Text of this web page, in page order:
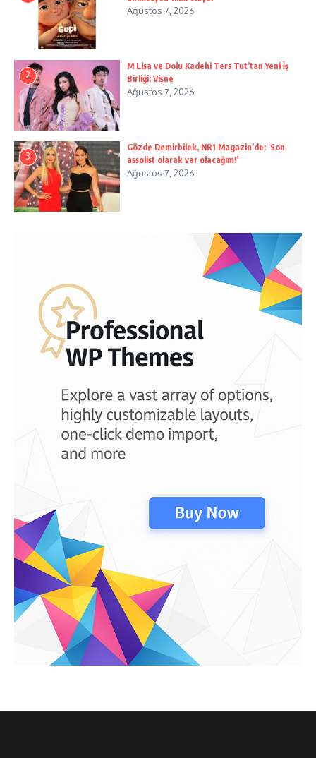
Ağustos 7, 2026
2
M Lisa ve Dolu Kadehi Ters Tut’tan Yeni İş
Birliği: Vişne
Ağustos 7, 2026
3
Gözde Demirbilek, NR1 Magazin’de: ‘Son
assolist olarak var olacağım!’
Ağustos 7, 2026